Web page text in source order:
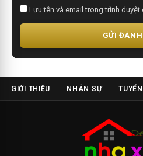
Lưu tên và email trong trình duyệt
GỬI
GIỚI THIỆU NHÂN SỰ